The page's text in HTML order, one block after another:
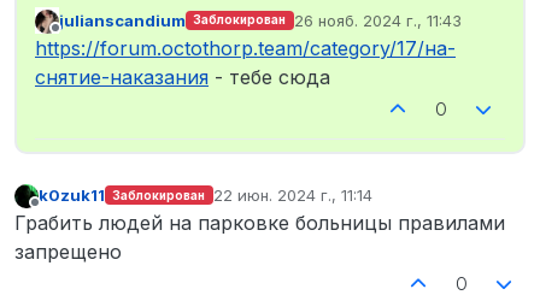
Не в сети
julianscandium Заблокирован 26 нояб. 2024 г., 11:43
отредактировано
https://forum.octothorp.team/category/17/на-
снятие-наказания - тебе сюда
0
Не в сети
k0zuk11 Заблокирован 22 июн. 2024 г., 11:14
отредактировано
Грабить людей на парковке больницы правилами
запрещено
0